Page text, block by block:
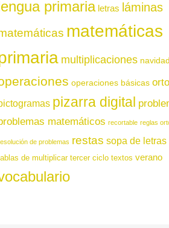
primaria letras láminas
matemáticas
multiplicaciones navidad
operaciones básicas
pizarra digital
matemáticos recortable reglas
de problemas restas sopa de letras
de multiplicar tercer ciclo textos verano